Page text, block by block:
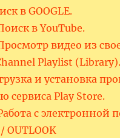
в GOOGLE.
в YouTube.
видео из
Playlist (Library).
и установка
сервиса Play Store.
с электронной
OUTLOOK